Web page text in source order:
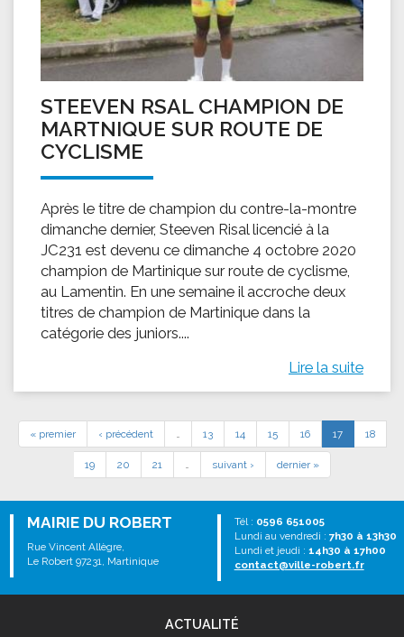
STEEVEN RSAL CHAMPION DE
MARTNIQUE SUR ROUTE DE
CYCLISME
Après le titre de champion du contre-la-montre
dimanche dernier, Steeven Risal licencié à la
JC231 est devenu ce dimanche 4 octobre 2020
champion de Martinique sur route de cyclisme,
au Lamentin. En une semaine il accroche deux
titres de champion de Martinique dans la
catégorie des juniors....
Lire la suite
« premier ‹ précédent … 13 14 15 16 17 18
19 20 21 … suivant › dernier »
MAIRIE DU ROBERT
Rue Vincent Allègre,
Le Robert 97231, Martinique
Tél : 0596 651005
Lundi au vendredi : 7h30 à 13h30
Lundi et jeudi : 14h30 à 17h00
contact@ville-robert.fr
ACTUALITÉ